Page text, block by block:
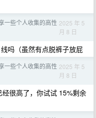
一些个人收集的高性 2025 年 5
月 8 日
吗（虽然有点脱裤子放屁
一些个人收集的高性 2025 年 5
月 8 日
很高了，你试试 15%剩余